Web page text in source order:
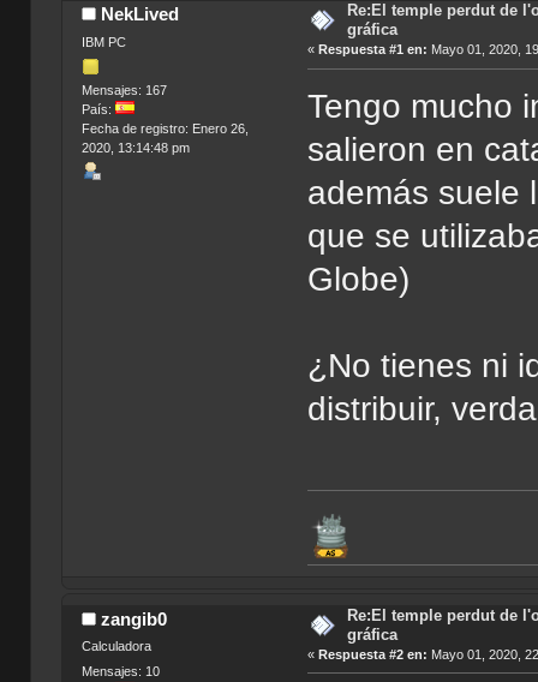
NekLived
IBM PC
Mensajes: 167
País:
Fecha de registro: Enero 26,
2020, 13:14:48 pm
Re:El temple perdut de
gráfica
« Respuesta #1 en: Mayo 01, 2020,
Tengo mucho
salieron en
además suele
que se
Globe)
¿No tienes ni
distribuir,
zangib0
Calculadora
Mensajes: 10
Re:El temple perdut de
gráfica
«Respuesta #2 en: Mayo 01, 2020,